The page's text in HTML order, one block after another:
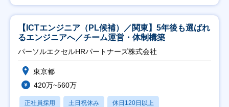
【ICTエンジニア（PL候補）／関東】5年後も選ばれ
るエンジニアへ／チーム運営・体制構築
パーソルエクセルHRパートナーズ株式会社
東京都
420万~560万
正社員採用 土日祝休み 休日120日以上